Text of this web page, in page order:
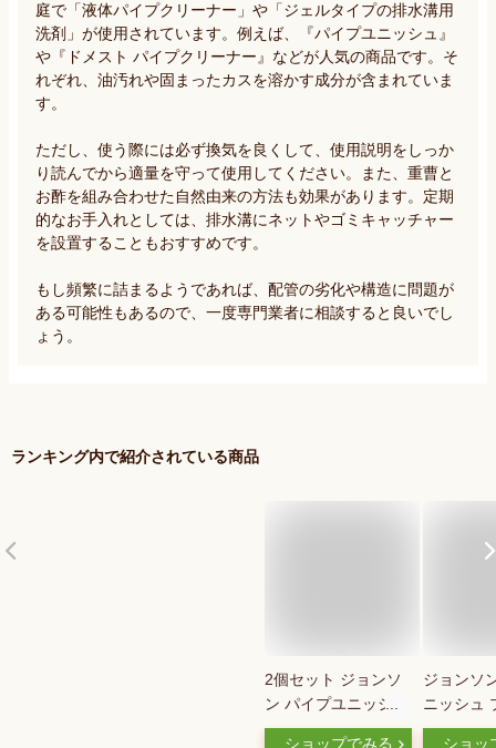
庭で「液体パイプクリーナー」や「ジェルタイプの排水溝用
洗剤」が使用されています。例えば、『パイプユニッシュ』
や『ドメスト パイプクリーナー』などが人気の商品です。そ
れぞれ、油汚れや固まったカスを溶かす成分が含まれていま
す。
ただし、使う際には必ず換気を良くして、使用説明をしっか
り読んでから適量を守って使用してください。また、重曹と
お酢を組み合わせた自然由来の方法も効果があります。定期
的なお手入れとしては、排水溝にネットやゴミキャッチャー
を設置することもおすすめです。
もし頻繁に詰まるようであれば、配管の劣化や構造に問題が
ある可能性もあるので、一度専門業者に相談すると良いでし
ょう。
ランキング内で紹介されている商品
2個セット ジョンソ
ン パイプユニッシュ
プロ 400g 濃縮タイ
ショップでみる
ジョンソ
ニッシュ
濃縮タイ
ショッ